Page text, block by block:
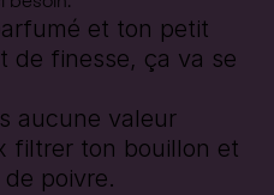
et ton petit
de finesse, ça va se
aucune valeur
filtrer ton bouillon et
de poivre.